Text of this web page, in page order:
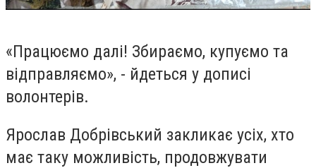
«Працюємо далі! Збираємо, купуємо та
відправляємо», - йдеться у дописі
волонтерів.
Ярослав Добрівський закликає усіх, хто
має таку можливість, продовжувати